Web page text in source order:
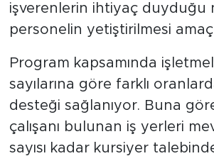
işverenlerin ihtiyaç duyduğu
personelin yetiştirilmesi
Program kapsamında
sayılarına göre farklı
desteği sağlanıyor. Buna
çalışanı bulunan iş yerleri
sayısı kadar kursiyer